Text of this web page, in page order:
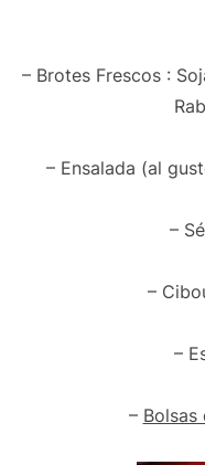
– Brotes Frescos :
– Ensalada (al
–
–
–
– Bolsas